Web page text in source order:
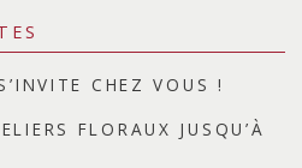
CHEZ VOUS !
FLORAUX JUSQU’À